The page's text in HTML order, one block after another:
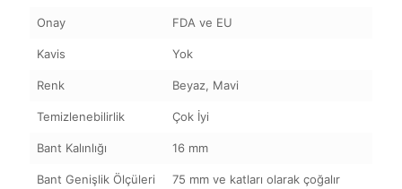
Onay FDA ve EU
Kavis Yok
Renk Beyaz, Mavi
Temizlenebilirlik Çok İyi
Bant Kalınlığı 16 mm
Bant Genişlik Ölçüleri 75 mm ve katları olarak çoğalır